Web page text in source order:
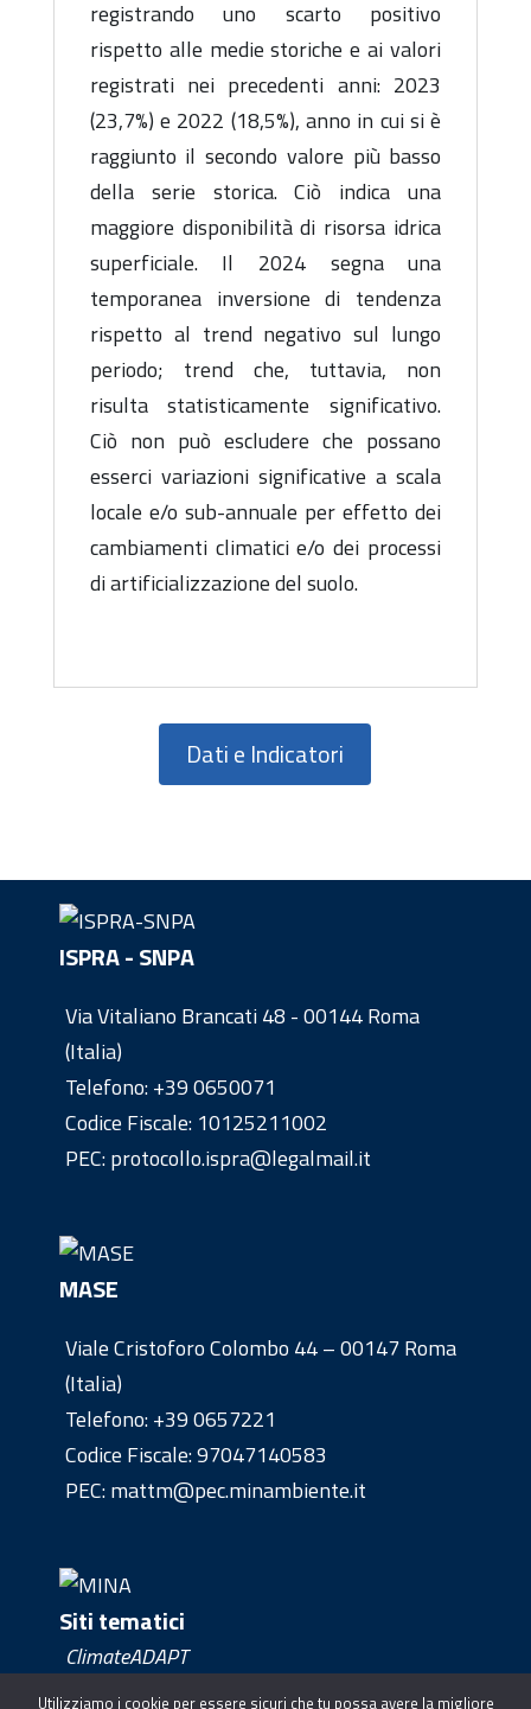
registrando uno scarto positivo
rispetto alle medie storiche e ai valori
registrati nei precedenti anni: 2023
(23,7%) e 2022 (18,5%), anno in cui si è
raggiunto il secondo valore più basso
della serie storica. Ciò indica una
maggiore disponibilità di risorsa idrica
superficiale. Il 2024 segna una
temporanea inversione di tendenza
rispetto al trend negativo sul lungo
periodo; trend che, tuttavia, non
risulta statisticamente significativo.
Ciò non può escludere che possano
esserci variazioni significative a scala
locale e/o sub-annuale per effetto dei
cambiamenti climatici e/o dei processi
di artificializzazione del suolo.
Dati e Indicatori
ISPRA - SNPA
Via Vitaliano Brancati 48 - 00144 Roma
(Italia)
Telefono:+39 0650071
Codice Fiscale: 10125211002
PEC: protocollo.ispra@legalmail.it
MASE
Viale Cristoforo Colombo 44 – 00147 Roma
(Italia)
Telefono:+39 0657221
Codice Fiscale: 97047140583
PEC: mattm@pec.minambiente.it
Siti tematici
ClimateADAPT
Clima Europe
Utilizziamo i cookie per essere sicuri che tu possa avere la migliore